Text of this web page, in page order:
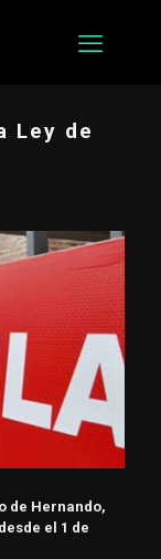
Ley de
de Hernando,
el 1 de